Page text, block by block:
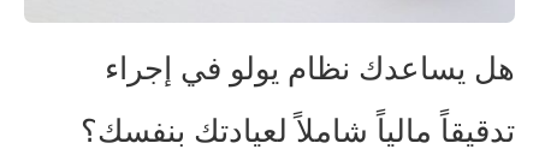
هل يساعدك نظام يولو في إجراء
تدقيقاً مالياً شاملاً لعيادتك بنفسك؟